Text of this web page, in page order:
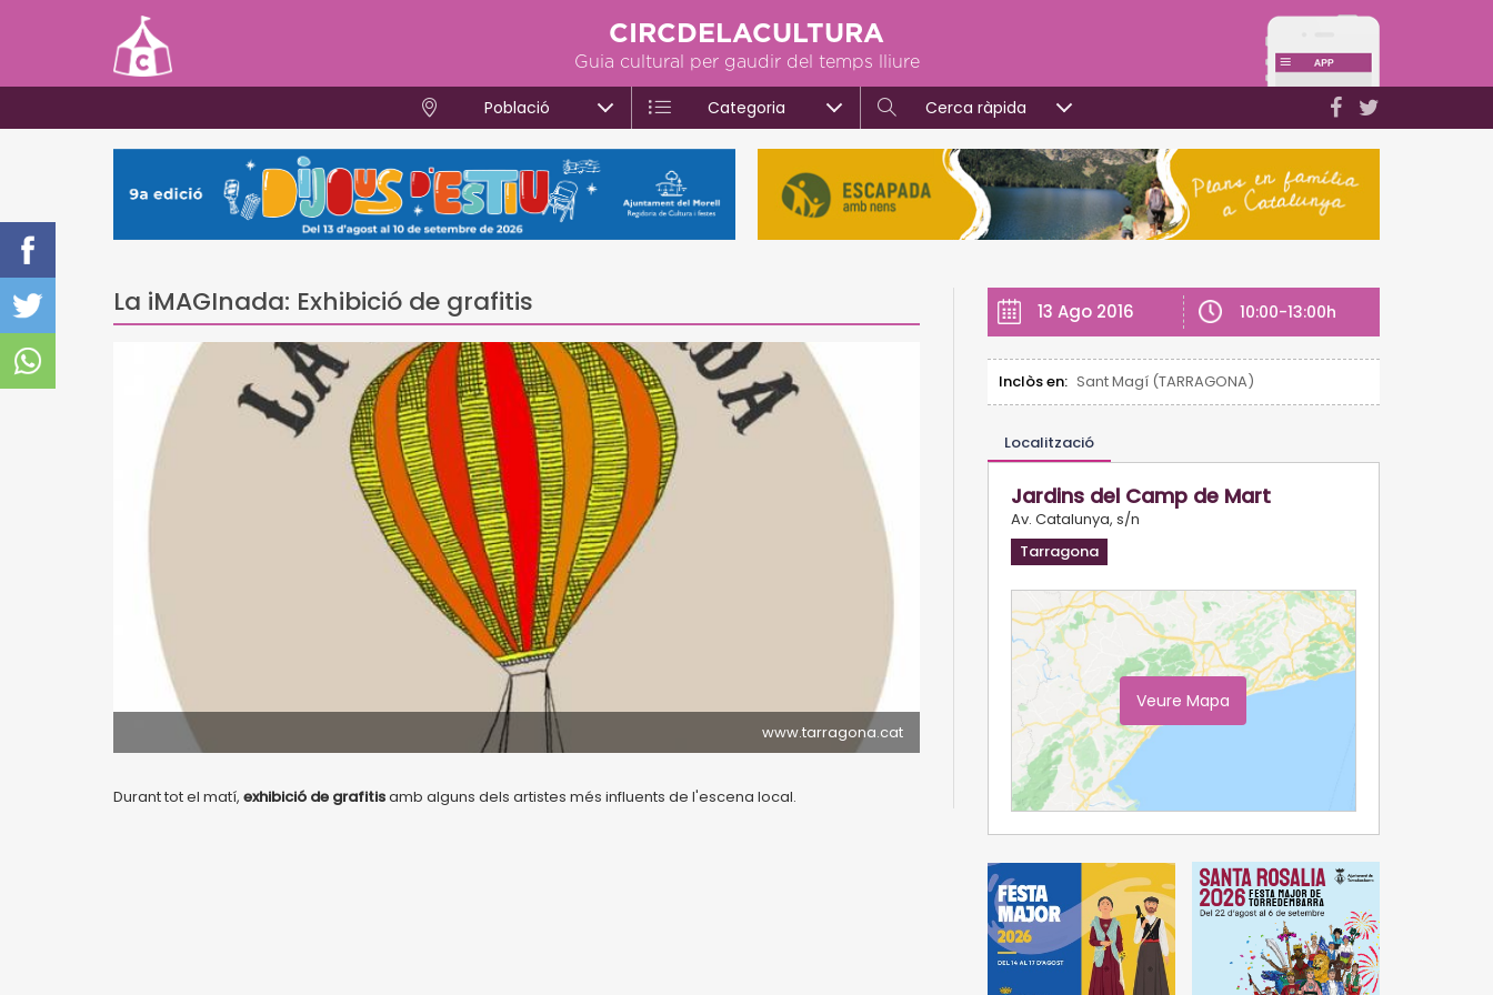
CIRCDELACULTURA
Guia cultural per gaudir del temps lliure
Població Categoria Cerca ràpida
La iMAGInada: Exhibició de grafitis
www.tarragona.cat
Durant tot el matí, exhibició de grafitisamb alguns dels artistes més influents de l'escena local.
13 Ago 2016 10:00-13:00h
Inclòs en: Sant Magí (TARRAGONA)
Localització
Jardins del Camp de Mart
Av. Catalunya, s/n
Tarragona
Veure Mapa